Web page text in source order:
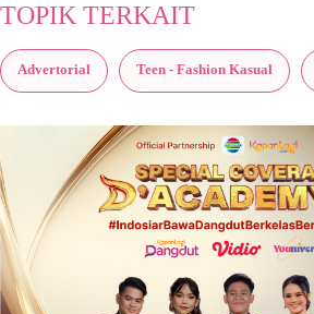
TOPIK TERKAIT
Advertorial Teen - Fashion Kasual